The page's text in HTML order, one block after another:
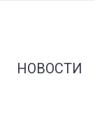
НОВОСТИ